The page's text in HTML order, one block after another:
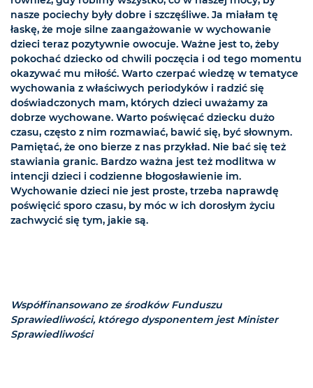
nasze pociechy były dobre i szczęśliwe. Ja miałam tę
łaskę, że moje silne zaangażowanie w wychowanie
dzieci teraz pozytywnie owocuje. Ważne jest to, żeby
pokochać dziecko od chwili poczęcia i od tego momentu
okazywać mu miłość. Warto czerpać wiedzę w tematyce
wychowania z właściwych periodyków i radzić się
doświadczonych mam, których dzieci uważamy za
dobrze wychowane. Warto poświęcać dziecku dużo
czasu, często z nim rozmawiać, bawić się, być słownym.
Pamiętać, że ono bierze z nas przykład. Nie bać się też
stawiania granic. Bardzo ważna jest też modlitwa w
intencji dzieci i codzienne błogosławienie im.
Wychowanie dzieci nie jest proste, trzeba naprawdę
poświęcić sporo czasu, by móc w ich dorosłym życiu
zachwycić się tym, jakie są.
Współfinansowano ze środków Funduszu
Sprawiedliwości, którego dysponentem jest Minister
Sprawiedliwości